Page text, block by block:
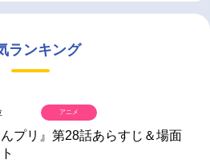
ランキング
んプリ』第28話あらすじ＆場面
アニメ